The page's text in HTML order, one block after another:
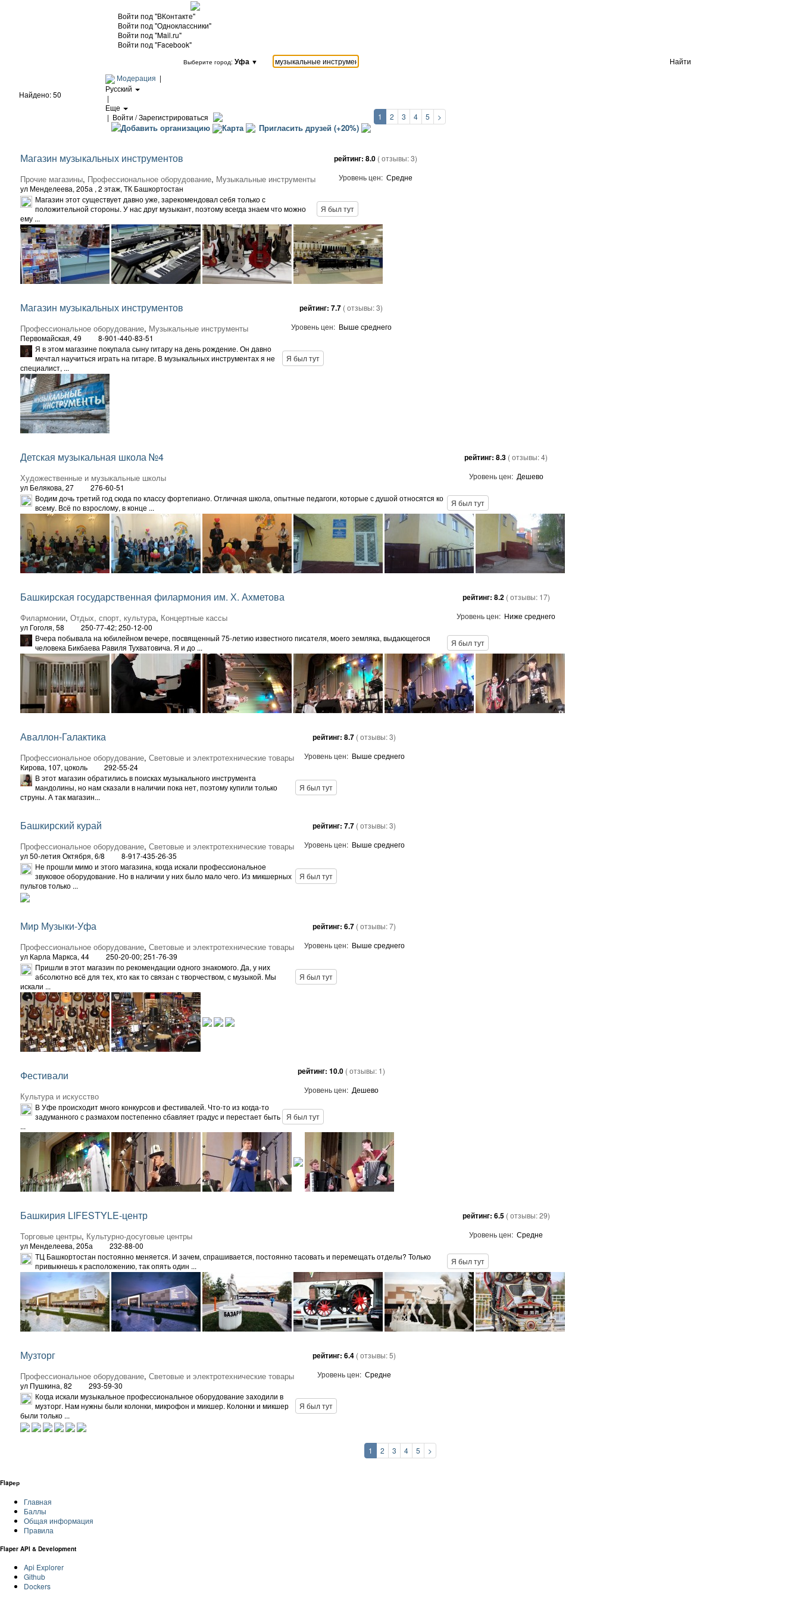
Войти под "ВКонтакте"
Войти под "Одноклассники"
Войти под "Mail.ru"
Войти под "Facebook"
Выберите город: Уфа ▼
Найти
Модерация |
Русский
|
Еще
| Войти / Зарегистрироваться
Добавить организацию Карта Пригласить друзей (+20%)
Найдено: 50
1 2 3 4 5 >
Магазин музыкальных инструментов
Прочие магазины, Профессиональное оборудование, Музыкальные инструменты
ул Менделеева, 205а , 2 этаж, ТК Башкортостан
рейтинг: 8.0 ( отзывы:3)
Уровень цен: Средне
Магазин этот существует давно уже, зарекомендовал себя только с
положительной стороны. У нас друг музыкант, поэтому всегда знаем что можно
ему ...
Я был тут
Магазин музыкальных инструментов
Профессиональное оборудование, Музыкальные инструменты
Первомайская, 49 8-901-440-83-51
рейтинг: 7.7 ( отзывы:3)
Уровень цен: Выше среднего
Я в этом магазине покупала сыну гитару на день рождение. Он давно
мечтал научиться играть на гитаре. В музыкальных инструментах я не
специалист, ...
Я был тут
Детская музыкальная школа №4
Художественные и музыкальные школы
ул Белякова, 27 276-60-51
рейтинг: 8.3 ( отзывы:4)
Уровень цен: Дешево
Водим дочь третий год сюда по классу фортепиано. Отличная школа, опытные педагоги, которые с душой относятся ко
всему. Всё по взрослому, в конце ...
Я был тут
Башкирская государственная филармония им. Х. Ахметова
Филармонии, Отдых, спорт, культура, Концертные кассы
ул Гоголя, 58 250-77-42; 250-12-00
рейтинг: 8.2 ( отзывы: 17)
Уровень цен: Ниже среднего
Вчера побывала на юбилейном вечере, посвященный 75-летию известного писателя, моего земляка, выдающегося
человека Бикбаева Равиля Тухватовича. Я и до ...
Я был тут
Аваллон-Галактика
Профессиональное оборудование, Световые и электротехнические товары
Кирова, 107, цоколь 292-55-24
рейтинг: 8.7 ( отзывы:3)
Уровень цен: Выше среднего
В этот магазин обратились в поисках музыкального инструмента
мандолины, но нам сказали в наличии пока нет, поэтому купили только
струны. А так магазин...
Я был тут
Башкирский курай
Профессиональное оборудование, Световые и электротехнические товары
ул 50-летия Октября, 6/8 8-917-435-26-35
рейтинг: 7.7 ( отзывы:3)
Уровень цен: Выше среднего
Не прошли мимо и этого магазина, когда искали профессиональное
звуковое оборудование. Но в наличии у них было мало чего. Из микшерных
пультов только ...
Я был тут
Мир Музыки-Уфа
Профессиональное оборудование, Световые и электротехнические товары
ул Карла Маркса, 44 250-20-00; 251-76-39
рейтинг: 6.7 ( отзывы:7)
Уровень цен: Выше среднего
Пришли в этот магазин по рекомендации одного знакомого. Да, у них
абсолютно всё для тех, кто как то связан с творчеством, с музыкой. Мы
искали ...
Я был тут
Фестивали
Культура и искусство
рейтинг: 10.0 ( отзывы: 1)
Уровень цен: Дешево
В Уфе происходит много конкурсов и фестивалей. Что-то из когда-то
задуманного с размахом постепенно сбавляет градус и перестает быть
...
Я был тут
Башкирия LIFESTYLE-центр
Торговые центры, Культурно-досуговые центры
ул Менделеева, 205а 232-88-00
рейтинг: 6.5 ( отзывы:29)
Уровень цен: Средне
ТЦ Башкортостан постоянно меняется. И зачем, спрашивается, постоянно тасовать и перемещать отделы? Только
привыкнешь к расположению, так опять один ...
Я был тут
Музторг
Профессиональное оборудование, Световые и электротехнические товары
ул Пушкина, 82 293-59-30
рейтинг: 6.4 ( отзывы:5)
Уровень цен: Средне
Когда искали музыкальное профессиональное оборудование заходили в
музторг. Нам нужны были колонки, микрофон и микшер. Колонки и микшер
были только ...
Я был тут
1 2 3 4 5 >
Flapер
Главная
Баллы
Общая информация
Правила
Flaper API & Development
Api Explorer
Github
Dockers